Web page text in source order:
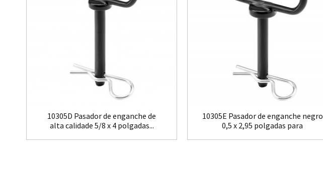
10305D Pasador de enganche de
alta calidade 5/8 x 4 polgadas...
10305E Pasador de enganche negro
0,5 x 2,95 polgadas para